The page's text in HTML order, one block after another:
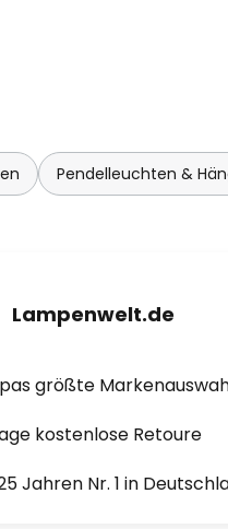
Pendelleuchten &
Lampenwelt.de
größte
kostenlose Retoure
Jahren Nr. 1 in